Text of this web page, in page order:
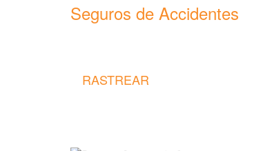
Seguros de Accidentes
RASTREAR